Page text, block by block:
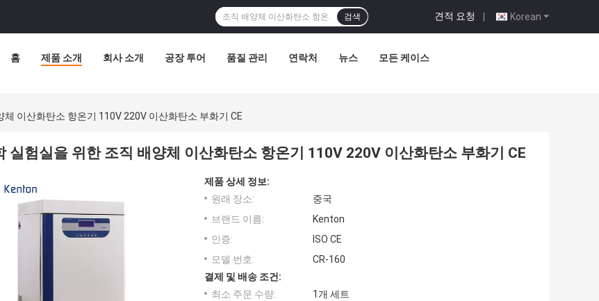
Korean
견적 요청 |
검색
홈 제품 소개 회사 소개 공장 투어 품질 관리 연락처 뉴스 모든 케이스
체 이산화탄소 항온기 110V 220V 이산화탄소 부화기 CE
실험실을 위한 조직 배양체 이산화탄소 항온기 110V 220V 이산화탄소 부화기 CE
제품 상세 정보:
원래 장소:
중국
브랜드 이름:
Kenton
인증:
ISO CE
모델 번호:
CR-160
결제 및 배송 조건:
최소 주문 수량:
1개 세트